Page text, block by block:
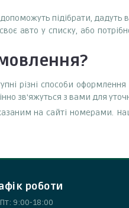
підібрати, дадуть
авто у списку, або
різні способи
зв'яжуться з вами для
на сайті номерами.
роботи
9:00-18:00